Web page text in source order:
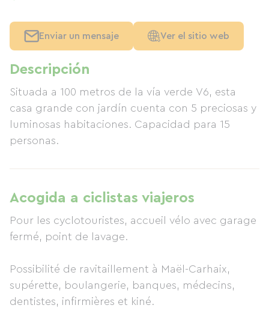
Descripción
Situada a 100 metros de la vía verde V6, esta
casa grande con jardín cuenta con 5 preciosas y
luminosas habitaciones. Capacidad para 15
personas.
Acogida a ciclistas viajeros
Pour les cyclotouristes, accueil vélo avec garage
fermé, point de lavage.
Possibilité de ravitaillement à Maël-Carhaix,
supérette, boulangerie, banques, médecins,
dentistes, infirmières et kiné.
Enviar un mensaje Ver el sitio web